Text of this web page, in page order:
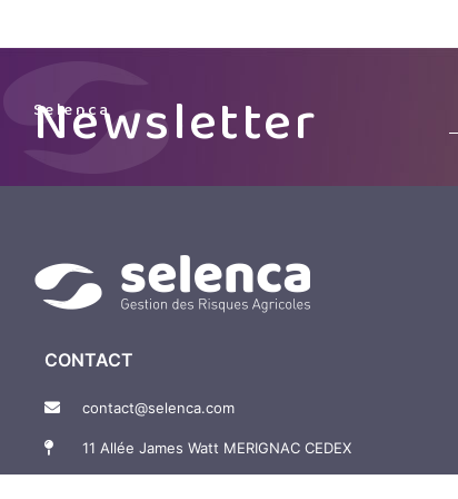
Selenca
Newsletter
CONTACT
contact@selenca.com
11 Allée James Watt MERIGNAC CEDEX